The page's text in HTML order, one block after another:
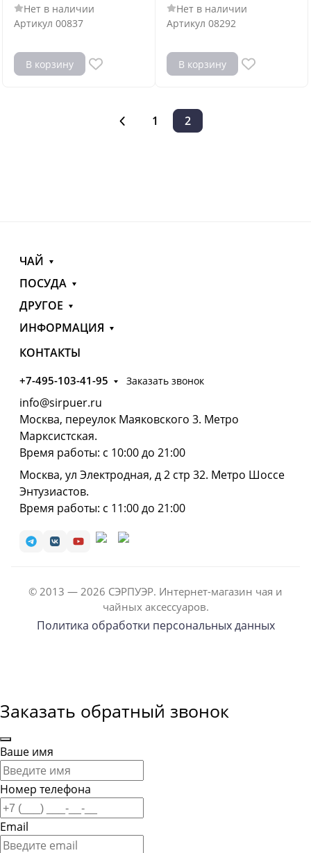
Нет в наличии
Артикул 00837
В корзину
Нет в наличии
Артикул 08292
В корзину
1 2
ЧАЙ
ПОСУДА
ДРУГОЕ
ИНФОРМАЦИЯ
КОНТАКТЫ
+7-495-103-41-95 Заказать звонок
info@sirpuer.ru
Москва, переулок Маяковского 3. Метро
Марксистская.
Время работы: с 10:00 до 21:00
Москва, ул Электродная, д 2 стр 32. Метро Шоссе
Энтузиастов.
Время работы: с 11:00 до 21:00
© 2013 — 2026 СЭРПУЭР. Интернет-магазин чая и
чайных аксессуаров.
Политика обработки персональных данных
Заказать обратный звонок
Ваше имя
Номер телефона
Email